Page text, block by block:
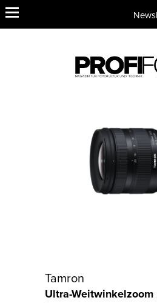
Tamron
Ultra-Weitwinkelzoom